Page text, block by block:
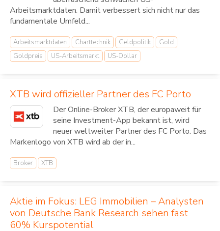
Arbeitsmarktdaten. Damit verbessert sich nicht nur das
fundamentale Umfeld...
Arbeitsmarktdaten Charttechnik Geldpolitik
Gold
Goldpreis
US-Arbeitsmarkt US-Dollar
XTB wird offizieller Partner des FC Porto
Der Online-Broker XTB, der europaweit für
seine Investment-App bekannt ist, wird
neuer weltweiter Partner des FC Porto. Das
Markenlogo von XTB wird ab der in...
Broker XTB
Aktie im Fokus: LEG Immobilien – Analysten
von Deutsche Bank Research sehen fast
60% Kurspotential